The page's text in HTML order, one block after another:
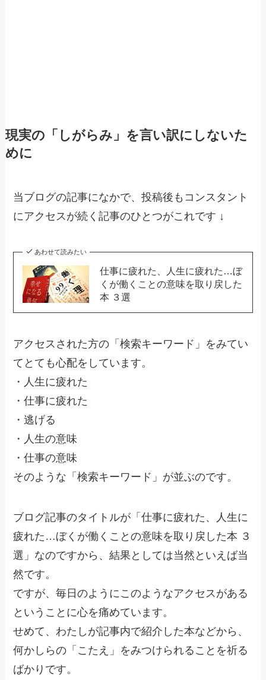
現実の「しがらみ」を言い訳にしないた
めに
当ブログの記事になかで、投稿後もコンスタント
にアクセスが続く記事のひとつがこれです ↓
あわせて読みたい
仕事に疲れた、人生に疲れた…ぼ
くが働くことの意味を取り戻した
本 ３選
アクセスされた方の「検索キーワード」をみてい
てとても心配をしています。
・人生に疲れた
・仕事に疲れた
・逃げる
・人生の意味
・仕事の意味
そのような「検索キーワード」が並ぶのです。
ブログ記事のタイトルが「仕事に疲れた、人生に
疲れた…ぼくが働くことの意味を取り戻した本 ３
選」なのですから、結果としては当然といえば当
然です。
ですが、毎日のようにこのようなアクセスがある
ということに心を痛めています。
せめて、わたしが記事内で紹介した本などから、
何かしらの「こたえ」をみつけられることを祈る
ばかりです。